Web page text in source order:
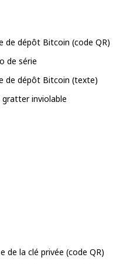
de dépôt Bitcoin (code QR)
de série
de dépôt Bitcoin (texte)
gratter inviolable
de la clé privée (code QR)